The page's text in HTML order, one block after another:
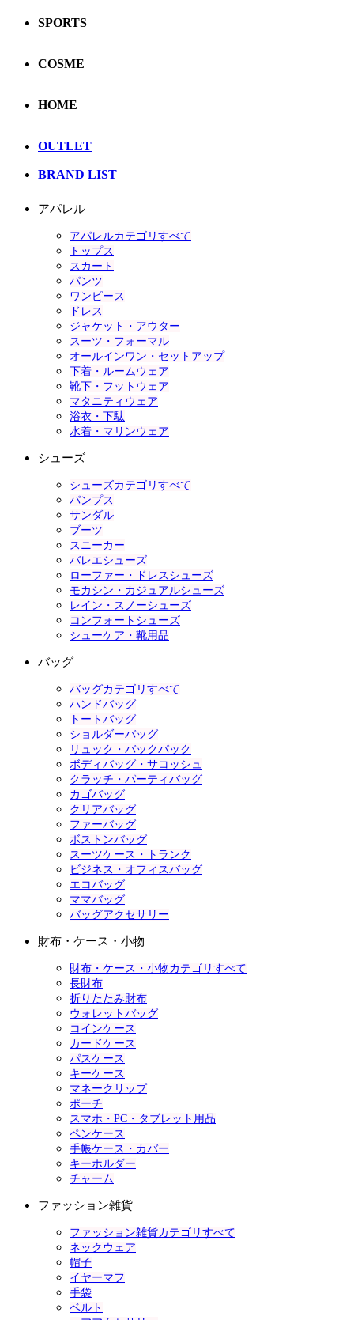
SPORTS
COSME
HOME
OUTLET
BRAND LIST
アパレル
アパレルカテゴリすべて
トップス
スカート
パンツ
ワンピース
ドレス
ジャケット・アウター
スーツ・フォーマル
オールインワン・セットアップ
下着・ルームウェア
靴下・フットウェア
マタニティウェア
浴衣・下駄
水着・マリンウェア
シューズ
シューズカテゴリすべて
パンプス
サンダル
ブーツ
スニーカー
バレエシューズ
ローファー・ドレスシューズ
モカシン・カジュアルシューズ
レイン・スノーシューズ
コンフォートシューズ
シューケア・靴用品
バッグ
バッグカテゴリすべて
ハンドバッグ
トートバッグ
ショルダーバッグ
リュック・バックパック
ボディバッグ・サコッシュ
クラッチ・パーティバッグ
カゴバッグ
クリアバッグ
ファーバッグ
ボストンバッグ
スーツケース・トランク
ビジネス・オフィスバッグ
エコバッグ
ママバッグ
バッグアクセサリー
財布・ケース・小物
財布・ケース・小物カテゴリすべて
長財布
折りたたみ財布
ウォレットバッグ
コインケース
カードケース
パスケース
キーケース
マネークリップ
ポーチ
スマホ・PC・タブレット用品
ペンケース
手帳ケース・カバー
キーホルダー
チャーム
ファッション雑貨
ファッション雑貨カテゴリすべて
ネックウェア
帽子
イヤーマフ
手袋
ベルト